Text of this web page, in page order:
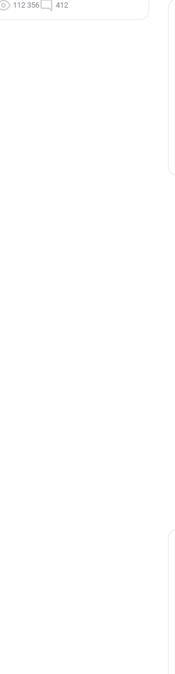
112 356 412